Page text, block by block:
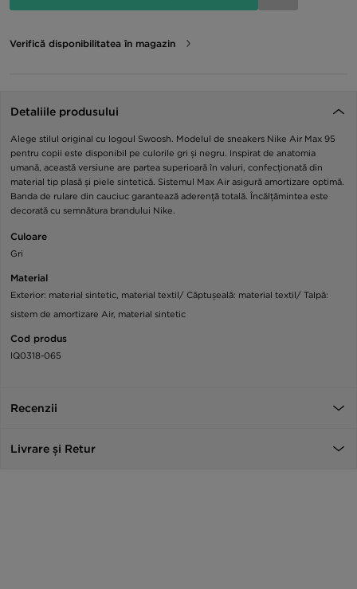
Verifică disponibilitatea în magazin
Detaliile produsului
Alege stilul original cu logoul Swoosh. Modelul de sneakers Nike Air Max 95
pentru copii este disponibil pe culorile gri și negru. Inspirat de anatomia
umană, această versiune are partea superioară în valuri, confecționată din
material tip plasă și piele sintetică. Sistemul Max Air asigură amortizare optimă.
Banda de rulare din cauciuc garantează aderență totală. Încălțămintea este
decorată cu semnătura brandului Nike.
Culoare
Gri
Material
Exterior: material sintetic, material textil/ Căptușeală: material textil/ Talpă:
sistem de amortizare Air, material sintetic
Cod produs
IQ0318-065
Recenzii
Livrare și Retur